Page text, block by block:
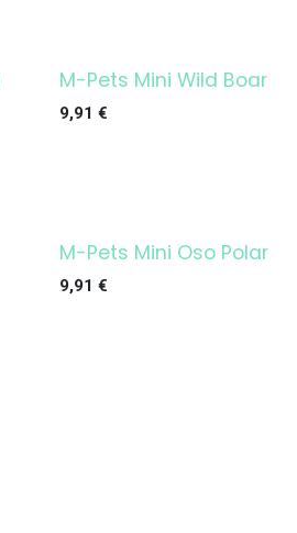
M-Pets Mini Wild Boar
9,91 €
M-Pets Mini Oso Polar
9,91 €